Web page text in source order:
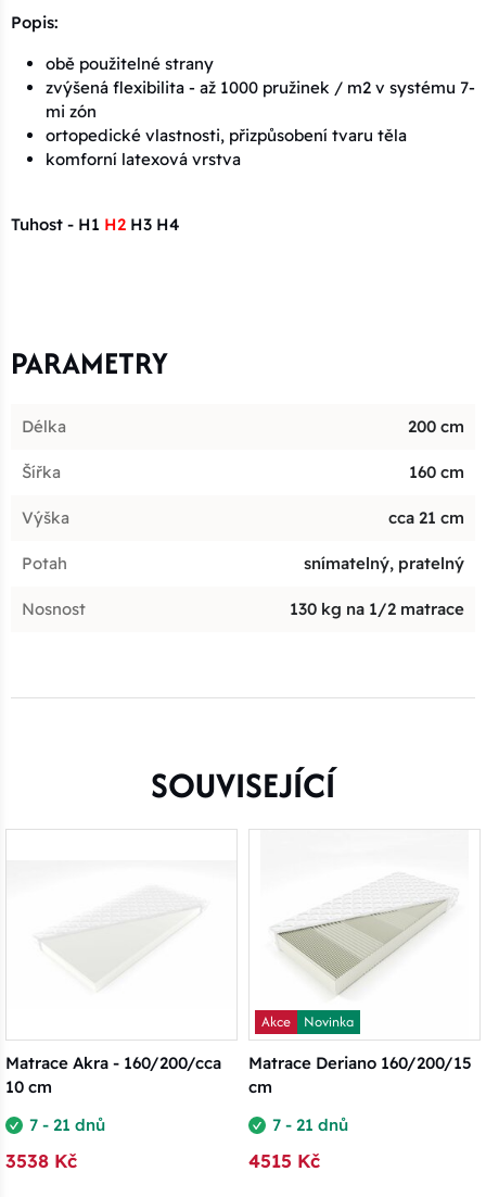
Popis:
obě použitelné strany
zvýšená flexibilita - až 1000 pružinek / m2 v systému 7-
mi zón
ortopedické vlastnosti, přizpůsobení tvaru těla
komforní latexová vrstva
Tuhost - H1 H2 H3 H4
PARAMETRY
Délka 200 cm
Šířka 160 cm
Výška cca 21 cm
Potah snímatelný, pratelný
Nosnost 130 kg na 1/2 matrace
SOUVISEJÍCÍ
Matrace Akra - 160/200/cca
10 cm
7 - 21 dnů
3538 Kč
Akce
Novinka
Matrace Deriano 160/200/15
cm
7 - 21 dnů
4515 Kč